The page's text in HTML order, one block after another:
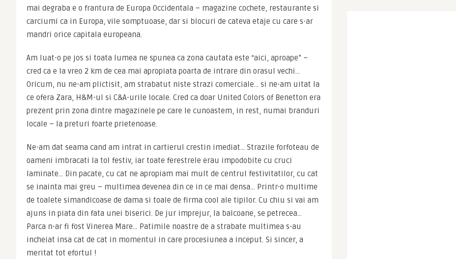
mai degraba e o frantura de Europa Occidentala – magazine cochete, restaurante si
carciumi ca in Europa, vile somptuoase, dar si blocuri de cateva etaje cu care s-ar
mandri orice capitala europeana.
Am luat-o pe jos si toata lumea ne spunea ca zona cautata este “aici, aproape” –
cred ca e la vreo 2 km de cea mai apropiata poarta de intrare din orasul vechi…
Oricum, nu ne-am plictisit, am strabatut niste strazi comerciale… si ne-am uitat la
ce ofera Zara, H&M-ul si C&A-urile locale. Cred ca doar United Colors of Benetton era
prezent prin zona dintre magazinele pe care le cunoastem, in rest, numai branduri
locale – la preturi foarte prietenoase.
Ne-am dat seama cand am intrat in cartierul crestin imediat… Strazile forfoteau de
oameni imbracati la tol festiv, iar toate ferestrele erau impodobite cu cruci
laminate… Din pacate, cu cat ne apropiam mai mult de centrul festivitatilor, cu cat
se inainta mai greu – multimea devenea din ce in ce mai densa… Printr-o multime
de toalete simandicoase de dama si toale de firma cool ale tipilor. Cu chiu si vai am
ajuns in piata din fata unei biserici. De jur imprejur, la balcoane, se petrecea…
Parca n-ar fi fost Vinerea Mare… Patimile noastre de a strabate multimea s-au
incheiat insa cat de cat in momentul in care procesiunea a inceput. Si sincer, a
meritat tot efortul !